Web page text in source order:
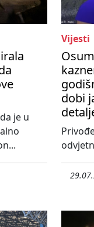
je u
Vijesti
dobi